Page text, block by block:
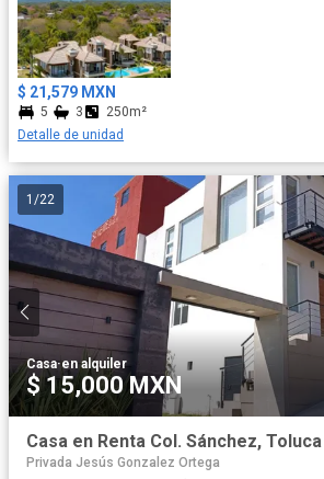
$ 21,579 MXN
5 3
250m²
Detalle de unidad
1 /22
Casa·en alquiler
$ 15,000 MXN
Casa en Renta Col. Sánchez, Toluca
Privada Jesús Gonzalez Ortega